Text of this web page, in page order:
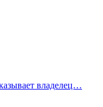
владелец…